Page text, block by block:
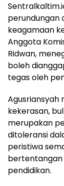
perundungan
keagamaan
Anggota
Ridwan,
boleh
tegas oleh
Agusriansyah
kekerasan,
merupakan
ditoleransi
peristiwa
bertentangan
pendidikan.